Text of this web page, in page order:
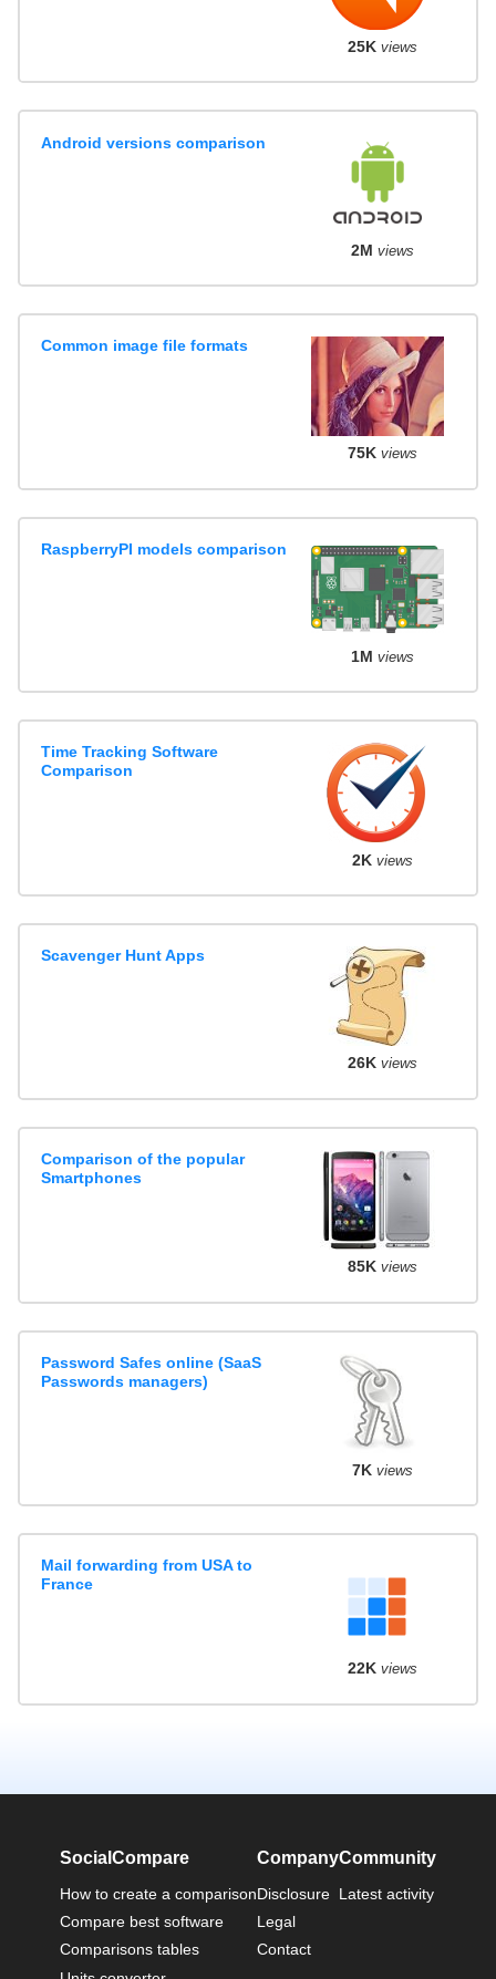
25K views
Android versions comparison
2M views
Common image file formats
75K views
RaspberryPI models comparison
1M views
Time Tracking Software
Comparison
2K views
Scavenger Hunt Apps
26K views
Comparison of the popular
Smartphones
85K views
Password Safes online (SaaS
Passwords managers)
7K views
Mail forwarding from USA to
France
22K views
SocialCompare
How to create a comparison
Compare best software
Comparisons tables
Company
Disclosure
Legal
Contact
Community
Latest activity